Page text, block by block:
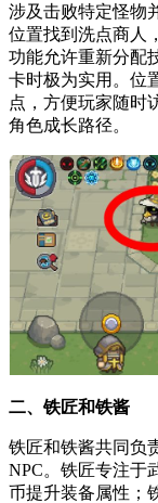
涉及击败特定怪物
位置找到洗点商人
功能允许重新分配
卡时极为实用。位
点，方便玩家随时
角色成长路径。
二、铁匠和铁酱
铁匠和铁酱共同负
NPC。铁匠专注于
币提升装备属性；